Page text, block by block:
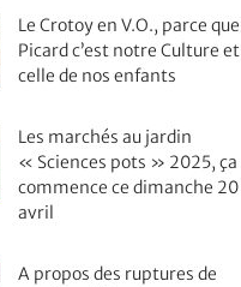
Le Crotoy en V.O., parce que
Picard c’est notre Culture et
celle de nos enfants
Les marchés au jardin
« Sciences pots » 2025, ça
commence ce dimanche 20
avril
A propos des ruptures de